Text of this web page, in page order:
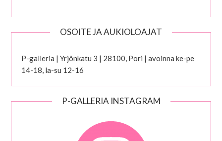
OSOITE JA AUKIOLOAJAT
P-galleria | Yrjönkatu 3 | 28100, Pori | avoinna ke-pe
14-18, la-su 12-16
P-GALLERIA INSTAGRAM